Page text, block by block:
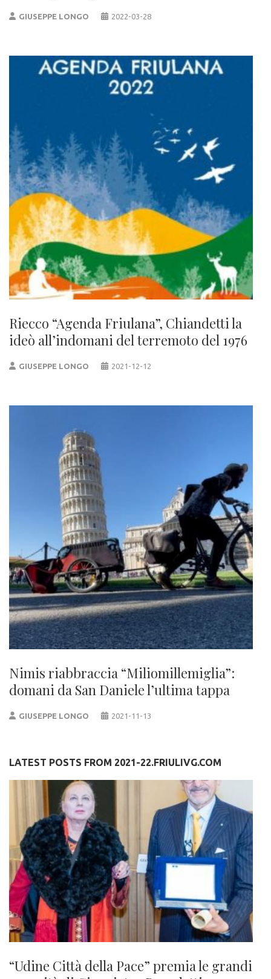
GIUSEPPE LONGO 2022-03-28
Riecco “Agenda Friulana”, Chiandetti la
ideò all’indomani del terremoto del 1976
GIUSEPPE LONGO 2021-12-12
Nimis riabbraccia “Miliomillemiglia”:
domani da San Daniele l’ultima tappa
GIUSEPPE LONGO 2021-11-13
LATEST POSTS FROM 2021-22.FRIULIVG.COM
“Udine Città della Pace” premia le grandi